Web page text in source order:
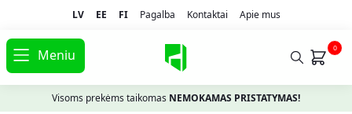
LV EE FI Pagalba Kontaktai Apie mus
Meniu 0
Visoms prekėms taikomas NEMOKAMAS PRISTATYMAS!